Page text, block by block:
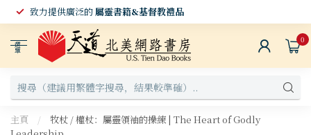
致力提供廣泛的屬靈書籍&基督教禮品
選
單
0
主頁 /
牧杖 / 權杖：屬靈領袖的操練 | The Heart of Godly